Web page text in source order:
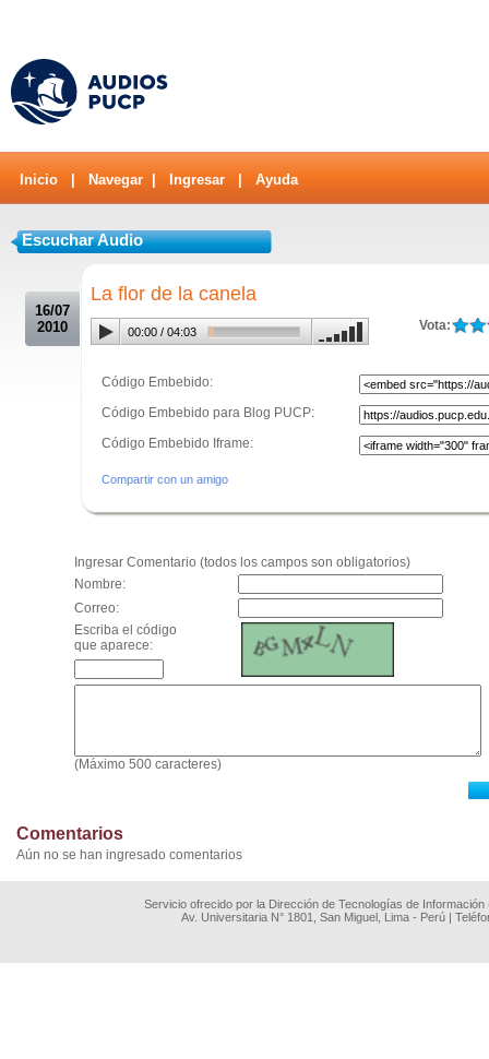
Inicio Navegar Ingresar Ayuda
Escuchar Audio
16/07
2010
La flor de la canela
Vota:
00:00 / 04:03
Código Embebido:
Código Embebido para Blog PUCP:
Código Embebido Iframe:
Compartir con un amigo
Ingresar Comentario (todos los campos son obligatorios)
Nombre:
Correo:
Escriba el código
que aparece:
(Máximo 500 caracteres)
Comentarios
Aún no se han ingresado comentarios
Servicio ofrecido por la Dirección de Tecnologías de
Av. Universitaria N° 1801, San Miguel, Lima - Perú |